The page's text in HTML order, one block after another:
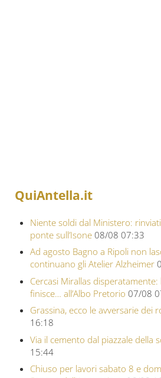
QuiAntella.it
Niente soldi dal Ministero:
ponte sull’Isone 08/08 07:33
Ad agosto Bagno a Ripoli non
continuano gli Atelier Alzheimer
Cercasi Mirallas disperatamente:
finisce… all’Albo Pretorio 07/08
Grassina, ecco le avversarie dei
16:18
Via il cemento dal piazzale della
15:44
Chiuso per lavori sabato 8 e